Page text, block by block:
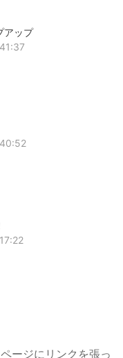
アップ
ージにリンクを張っ